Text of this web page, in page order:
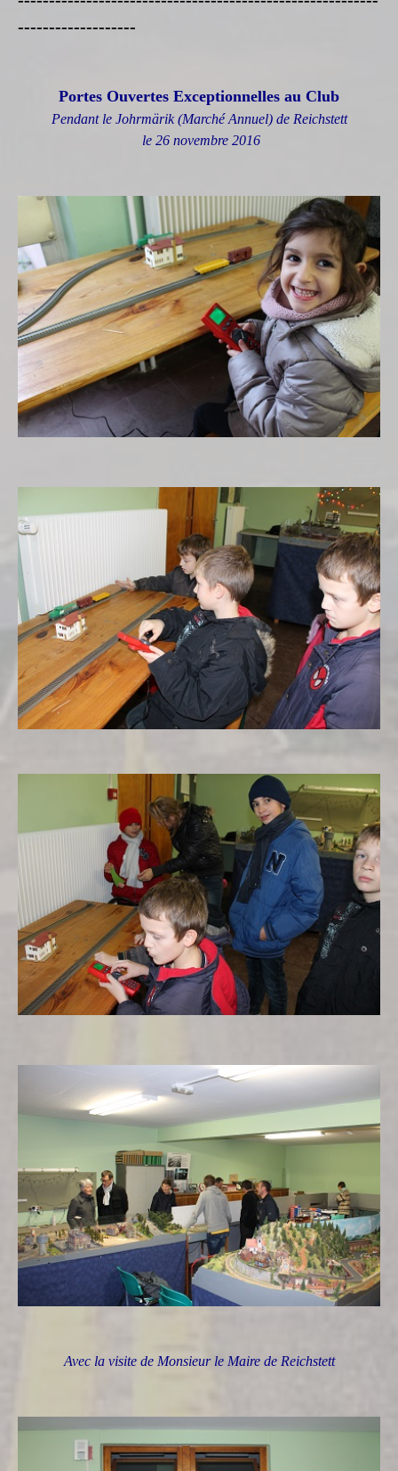
-------------------
Portes Ouvertes Exceptionnelles au Club
Pendant le Johrmärik (Marché Annuel) de Reichstett
le 26 novembre 2016
Avec la visite de Monsieur le Maire de Reichstett